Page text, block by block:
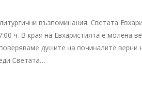
възпоминания: Светата
ч. В края на Евхаристията е молена
душите на починалите верни
Светата…